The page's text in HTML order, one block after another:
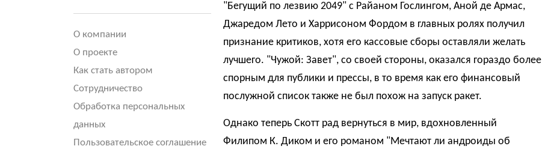
О компании
О проекте
Как стать автором
Сотрудничество
Обработка персональных
данных
Пользовательское соглашение
"Бегущий по лезвию 2049" с Райаном Гослингом, Аной де Армас,
Джаредом Лето и Харрисоном Фордом в главных ролях получил
признание критиков, хотя его кассовые сборы оставляли желать
лучшего. "Чужой: Завет", со своей стороны, оказался гораздо более
спорным для публики и прессы, в то время как его финансовый
послужной список также не был похож на запуск ракет.
Однако теперь Скотт рад вернуться в мир, вдохновленный
Филипом К. Диком и его романом "Мечтают ли андроиды об